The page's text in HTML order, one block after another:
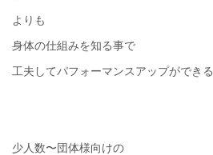
よりも
身体の仕組みを知る事で
工夫してパフォーマンスアップができる
少人数〜団体様向けの